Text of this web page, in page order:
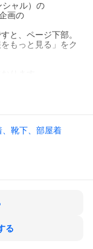
シャル）の
画の
と、ページ下部。
もっと見る」をク
、靴下、部屋着
る